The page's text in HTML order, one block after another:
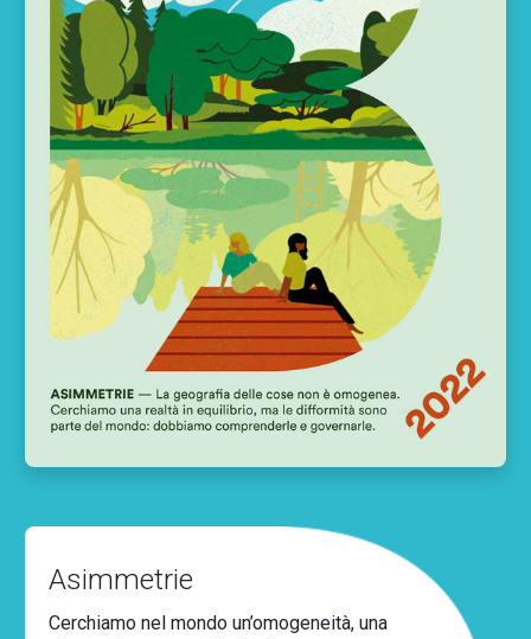
Asimmetrie
Cerchiamo nel mondo un’omogeneità, una